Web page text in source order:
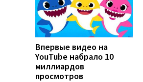
Впервые видео на
YouTube набрало 10
миллиардов
просмотров